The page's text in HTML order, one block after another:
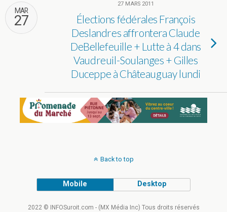
MAR
27
27 MARS 2011
Élections fédérales François
Deslandres affrontera Claude
DeBellefeuille + Lutte à 4 dans
Vaudreuil-Soulanges + Gilles
Duceppe à Châteauguay lundi
Back to top
Mobile Desktop
2022 © INFOSuroit.com - (MX Média Inc) Tous droits réservés